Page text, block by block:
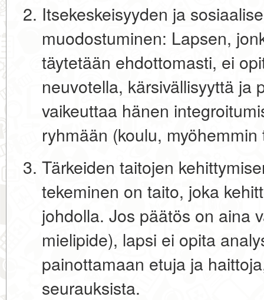
Itsekeskeisyyden ja
muodostuminen: Lapsen,
täytetään ehdottomasti, ei
neuvotella, kärsivällisyyttä ja
vaikeuttaa hänen
ryhmään (koulu, myöhemmin
Tärkeiden taitojen
tekeminen on taito, joka
johdolla. Jos päätös on aina
mielipide), lapsi ei opita
painottamaan etuja ja
seurauksista.